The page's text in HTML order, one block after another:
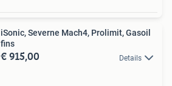
iSonic, Severne Mach4, Prolimit, Gasoil
fins
€ 915,00 Details